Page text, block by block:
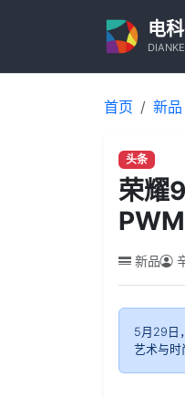
电
首页 新品
头条
荣耀
新品
5月29日
艺术与时